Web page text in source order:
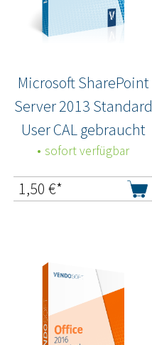
Microsoft SharePoint
Server 2013 Standard
User CAL gebraucht
sofort verfügbar
1,50 €*